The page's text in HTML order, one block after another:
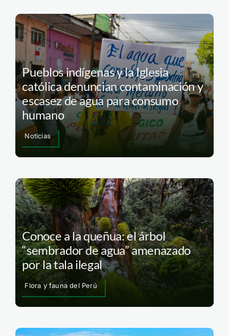
Pueblos indígenas y la Iglesia
católica denuncian contaminación y
escasez de agua para consumo
humano
Noticias
Conoce a la queñua: el árbol
“sembrador de agua” amenazado
por la tala ilegal
Flora y fauna del Perú